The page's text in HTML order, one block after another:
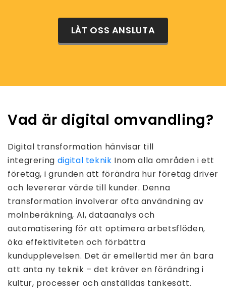
LÅT OSS ANSLUTA
Vad är digital omvandling?
Digital transformation hänvisar till
integrering digital teknik Inom alla områden i ett
företag, i grunden att förändra hur företag driver
och levererar värde till kunder. Denna
transformation involverar ofta användning av
molnberäkning, AI, dataanalys och
automatisering för att optimera arbetsflöden,
öka effektiviteten och förbättra
kundupplevelsen. Det är emellertid mer än bara
att anta ny teknik – det kräver en förändring i
kultur, processer och anställdas tankesätt.